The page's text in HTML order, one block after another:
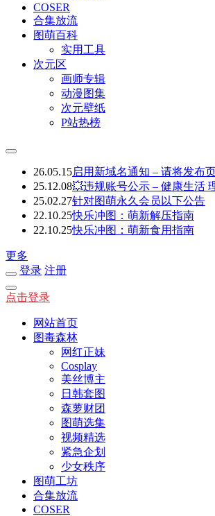
COSER
合集放流
图萌百科
实用工具
次元区
画师专辑
动漫图集
次元壁纸
P站热榜
26.05.15启用新域名通知 – 请将发布
25.12.08💥违规账号公示 – 健康生活
25.02.27针对图萌永久会员以下公告
22.10.25快乐冲图：萌新解压指南
22.10.25快乐冲图：萌新食用指南
更多
登录 注册
点击登录
网站首页
图毒森林
网红正妹
Cosplay
美丝博主
日韩套图
森萝财团
图萌选集
视频精选
紧急企划
少女秩序
图萌工坊
合集放流
COSER